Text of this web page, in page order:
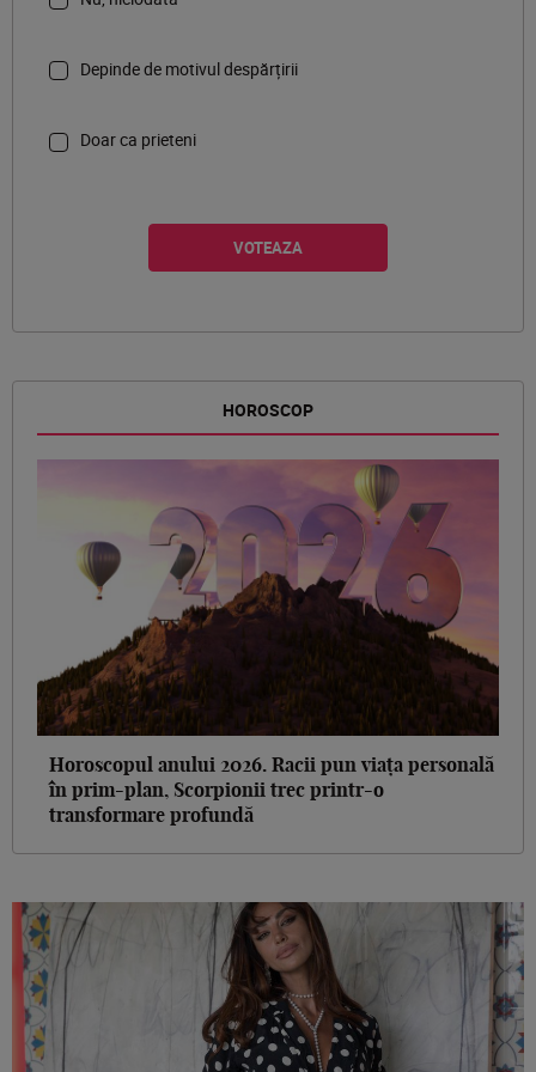
Depinde de motivul despărțirii
Doar ca prieteni
HOROSCOP
Horoscopul anului 2026. Racii pun viața personală
în prim-plan, Scorpionii trec printr-o
transformare profundă